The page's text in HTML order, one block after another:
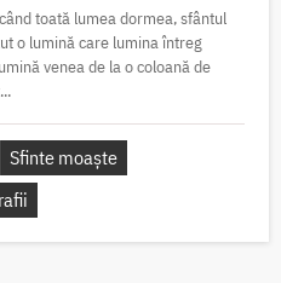
toată lumea dormea, sfântul
o lumină care lumina întreg
venea de la o coloană de
Sfinte moaște